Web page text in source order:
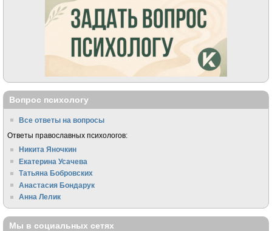
Вопрос психологу
Все ответы на вопросы
Ответы православных психологов:
Никита Яночкин
Екатерина Усачева
Татьяна Бобровских
Анастасия Бондарук
Анна Лелик
Мы в социальных сетях